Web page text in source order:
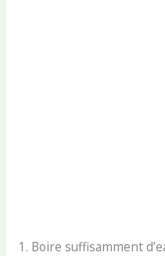
1. Boire suffisamment